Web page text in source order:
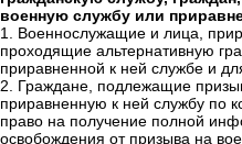
военную службу или
1. Военнослужащие и лица,
проходящие альтернативную
приравненной к ней службе и
2. Граждане, подлежащие
приравненную к ней службу по
право на получение полной
освобождения от призыва на